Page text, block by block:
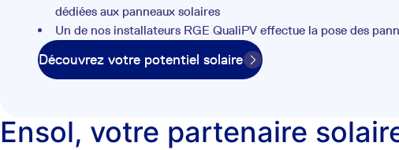
dédiées aux panneaux solaires
Un de nos installateurs RGE QualiPV effectue la pose des
Découvrez votre potentiel solaire
Ensol, votre partenaire